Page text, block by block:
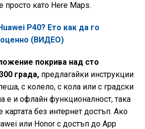
просто като Here Maps.
P40? Ето как да го
(ВИДЕО)
покрива над сто
града,предлагайки инструкции
с колело, с кола или с градски
е и офлайн функционалност, така
картата без интернет достъп. Ако
или Honor с достъп до App